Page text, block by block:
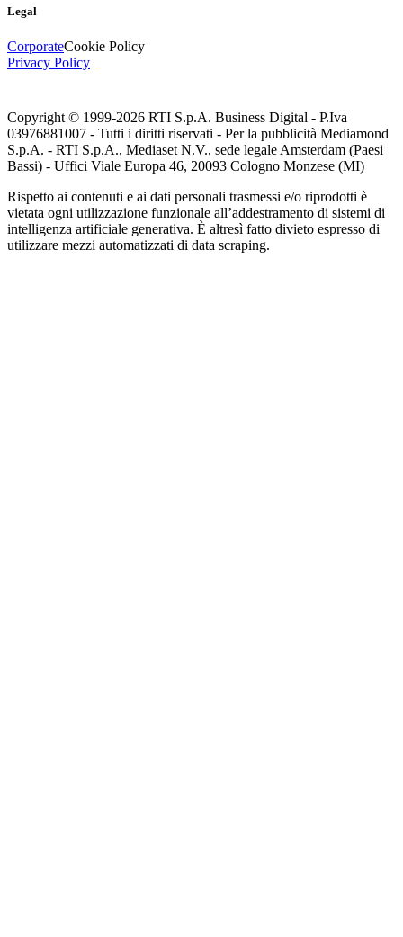
Legal
CorporateCookie Policy
Privacy Policy
Copyright © 1999-2026 RTI S.p.A. Business Digital - P.Iva
03976881007 - Tutti i diritti riservati - Per la pubblicità Mediamond
S.p.A. - RTI S.p.A., Mediaset N.V., sede legale Amsterdam (Paesi
Bassi) - Uffici Viale Europa 46, 20093 Cologno Monzese (MI)
Rispetto ai contenuti e ai dati personali trasmessi e/o riprodotti è
vietata ogni utilizzazione funzionale all’addestramento di sistemi di
intelligenza artificiale generativa. È altresì fatto divieto espresso di
utilizzare mezzi automatizzati di data scraping.